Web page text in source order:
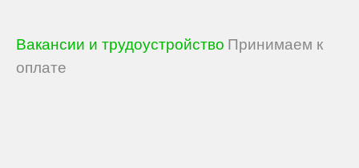
Вакансии и трудоустройство Принимаем к
оплате